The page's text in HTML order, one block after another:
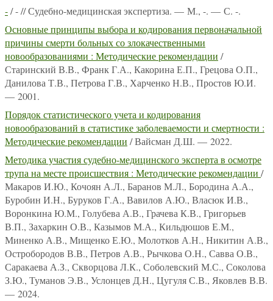
-/ - // Судебно-медицинская экспертиза. — М., -. — С. -.
Основные принципы выбора и кодирования первоначальной
причины смерти больных со злокачественными
новообразованиями : Методические рекомендации /
Старинский В.В., Франк Г.А., Какорина Е.П., Грецова О.П.,
Данилова Т.В., Петрова Г.В., Харченко Н.В., Простов Ю.И.
— 2001.
Порядок статистического учета и кодирования
новообразований в статистике заболеваемости и смертности :
Методические рекомендации / Вайсман Д.Ш. — 2022.
Методика участия судебно-медицинского эксперта в осмотре
трупа на месте происшествия : Методические рекомендации /
Макаров И.Ю., Кочоян А.Л., Баранов М.Л., Бородина А.А.,
Буробин И.Н., Буруков Г.А., Вавилов А.Ю., Власюк И.В.,
Воронкина Ю.М., Голубева А.В., Грачева К.В., Григорьев
В.П., Захаркин О.В., Казымов М.А., Кильдюшов Е.М.,
Миненко А.В., Мищенко Е.Ю., Молотков А.Н., Никитин А.В.,
Остробородов В.В., Петров А.В., Рычкова О.Н., Савва О.В.,
Саракаева А.З., Скворцова Л.К., Соболевский М.С., Соколова
З.Ю., Туманов Э.В., Услонцев Д.Н., Цугуля С.В., Яковлев В.В.
— 2024.